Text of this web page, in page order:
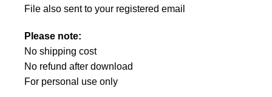
File also sent to your registered email
Please note:
No shipping cost
No refund after download
For personal use only